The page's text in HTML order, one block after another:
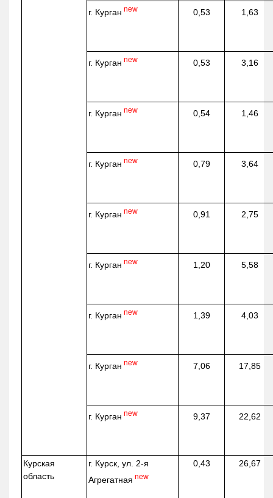
г. Курган new 0,53 1,63
г. Курган new 0,53 3,16
г. Курган new 0,54 1,46
г. Курган new 0,79 3,64
г. Курган new 0,91 2,75
г. Курган new 1,20 5,58
г. Курган new 1,39 4,03
г. Курган new 7,06 17,85
г. Курган new 9,37 22,62
Курская
область
г. Курск, ул. 2-я
Агрегатная new
0,43 26,67